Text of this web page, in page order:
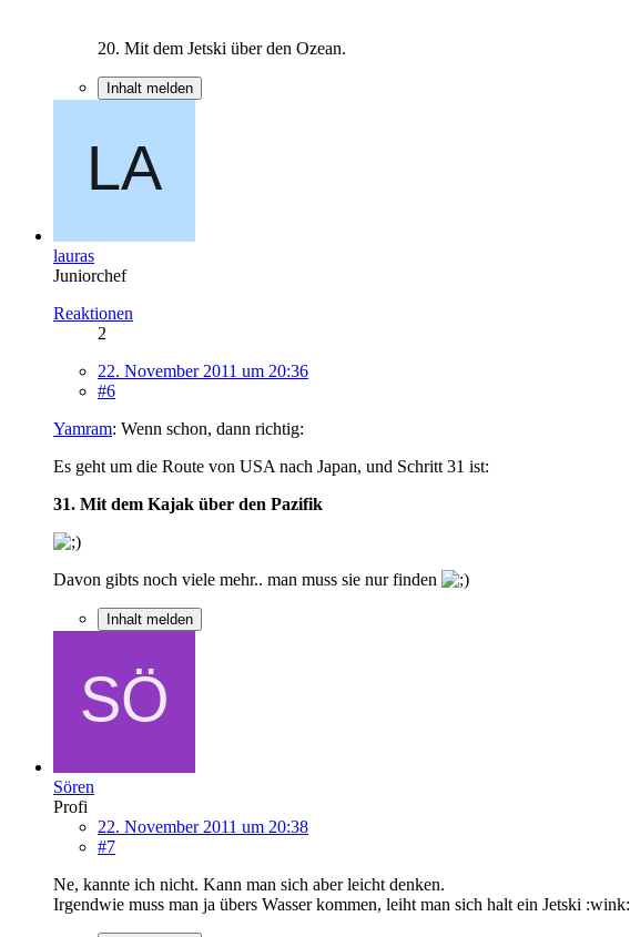
20. Mit dem Jetski über den Ozean.
Inhalt melden
lauras
Juniorchef
Reaktionen
2
22. November 2011 um 20:36
#6
Yamram: Wenn schon, dann richtig:
Es geht um die Route von USA nach Japan, und Schritt 31 ist:
31. Mit dem Kajak über den Pazifik
Davon gibts noch viele mehr.. man muss sie nur finden
Inhalt melden
Sören
Profi
22. November 2011 um 20:38
#7
Ne, kannte ich nicht. Kann man sich aber leicht denken.
Irgendwie muss man ja übers Wasser kommen, leiht man sich halt ein Jetski :wink: